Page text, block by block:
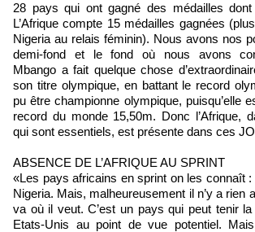
28 pays qui ont gagné des médailles
L’Afrique compte 15 médailles gagnées
Nigeria au relais féminin). Nous avons nos
demi-fond et le fond où nous avons
Mbango a fait quelque chose
son titre olympique, en battant le record
pu être championne olympique, puisqu’elle
record du monde 15,50m. Donc l’Afrique,
qui sont essentiels, est présente dans ces
ABSENCE DE L’AFRIQUE AU SPRINT
«Les pays africains en sprint on les connaît :
Nigeria. Mais, malheureusement il n’y a rien
va où il veut. C’est un pays qui peut tenir
Etats-Unis au point de vue potentiel.